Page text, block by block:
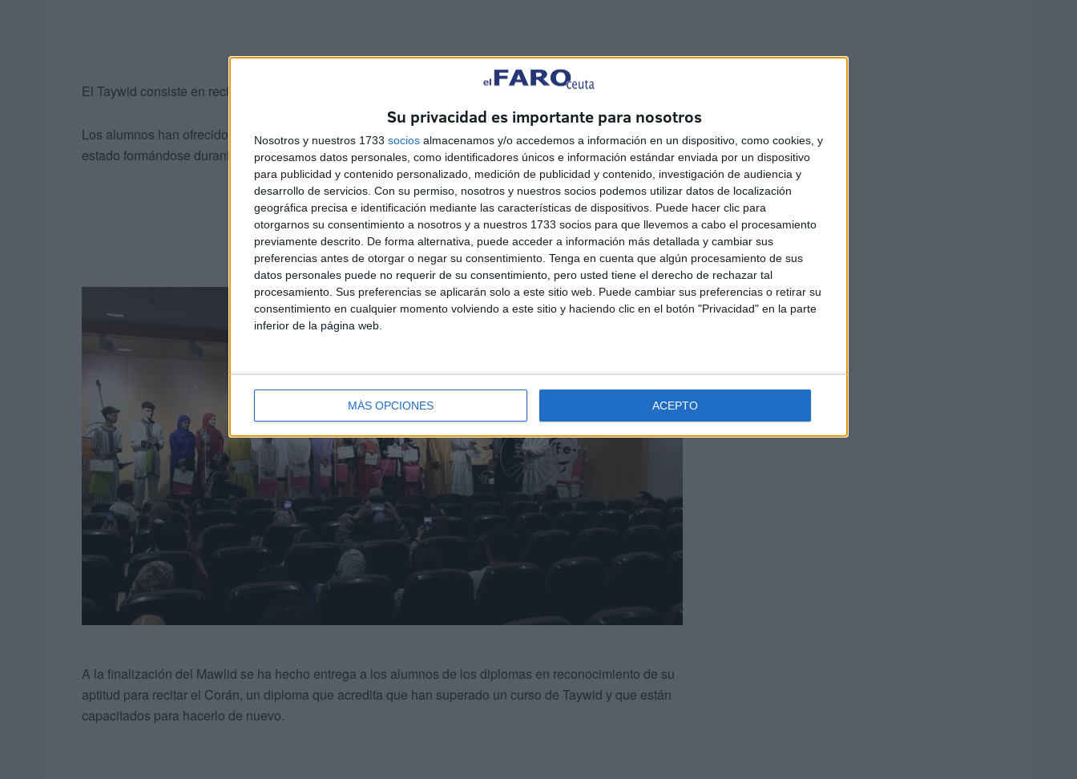
Su privacidad es importante para nosotros
Nosotros y nuestros 1733 socios almacenamos y/o accedemos a información en un dispositivo, como cookies, y
procesamos datos personales, como identificadores únicos e información estándar enviada por un dispositivo
para publicidad y contenido personalizado, medición de publicidad y contenido, investigación de audiencia y
desarrollo de servicios. Con su permiso, nosotros y nuestros socios podemos utilizar datos de localización
geográfica precisa e identificación mediante las características de dispositivos. Puede hacer clic para
otorgarnos su consentimiento a nosotros y a nuestros 1733 socios para que llevemos a cabo el procesamiento
previamente descrito. De forma alternativa, puede acceder a información más detallada y cambiar sus
preferencias antes de otorgar o negar su consentimiento. Tenga en cuenta que algún procesamiento de sus
datos personales puede no requerir de su consentimiento, pero usted tiene el derecho de rechazar tal
procesamiento. Sus preferencias se aplicarán solo a este sitio web. Puede cambiar sus preferencias o retirar su
consentimiento en cualquier momento volviendo a este sitio y haciendo clic en el botón "Privacidad" en la parte
inferior de la página web.
MÁS OPCIONES ACEPTO
El Taywid consiste en recitar el Corán, no leerlo, por lo que es recitadocomo si de un poema
Los alumnos han ofrecido un gran recital, mostrando todo el esfuerzo detrás de él.Los jóveneshan
estado formándose durante un mes para poder realizar el recital.
A la finalización del Mawlid se ha hecho entrega a los alumnos de los diplomas en reconocimiento de su
aptitud para recitar el Corán, un diploma que acredita que han superado un curso de Taywid y que están
capacitados para hacerlo de nuevo.